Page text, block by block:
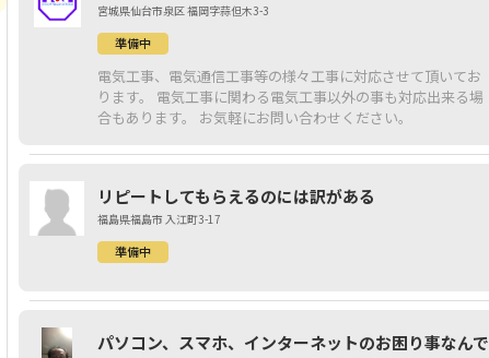
宮城県仙台市泉区 福岡字蒜但木3-3
準備中
電気工事、電気通信工事等の様々工事に対応させて頂いてお
ります。 電気工事に関わる電気工事以外の事も対応出来る場
合もあります。 お気軽にお問い合わせください。
リピートしてもらえるのには訳がある
福島県福島市 入江町3-17
準備中
パソコン、スマホ、インターネットのお困り事なんで